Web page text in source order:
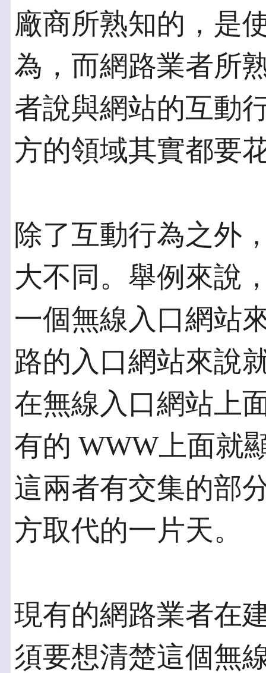
廠商所熟知的，是
為，而網路業者所
者說與網站的互動
方的領域其實都要
除了互動行為之外
大不同。舉例來說
一個無線入口網站
路的入口網站來說
在無線入口網站上
有的 WWW上面就
這兩者有交集的部
方取代的一片天。
現有的網路業者在
須要想清楚這個無